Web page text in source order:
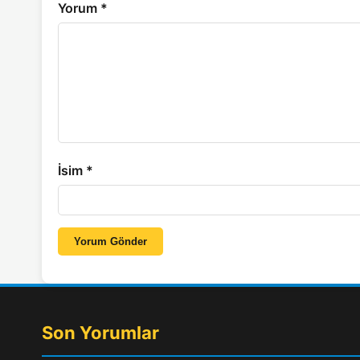
Yorum *
İsim *
Yorum Gönder
Son Yorumlar